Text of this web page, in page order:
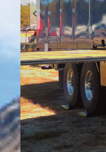
Previous